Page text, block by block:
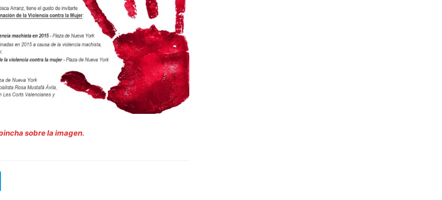
sobre la imagen.